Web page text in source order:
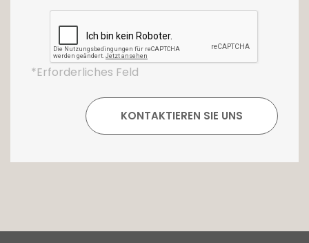
*Erforderliches Feld